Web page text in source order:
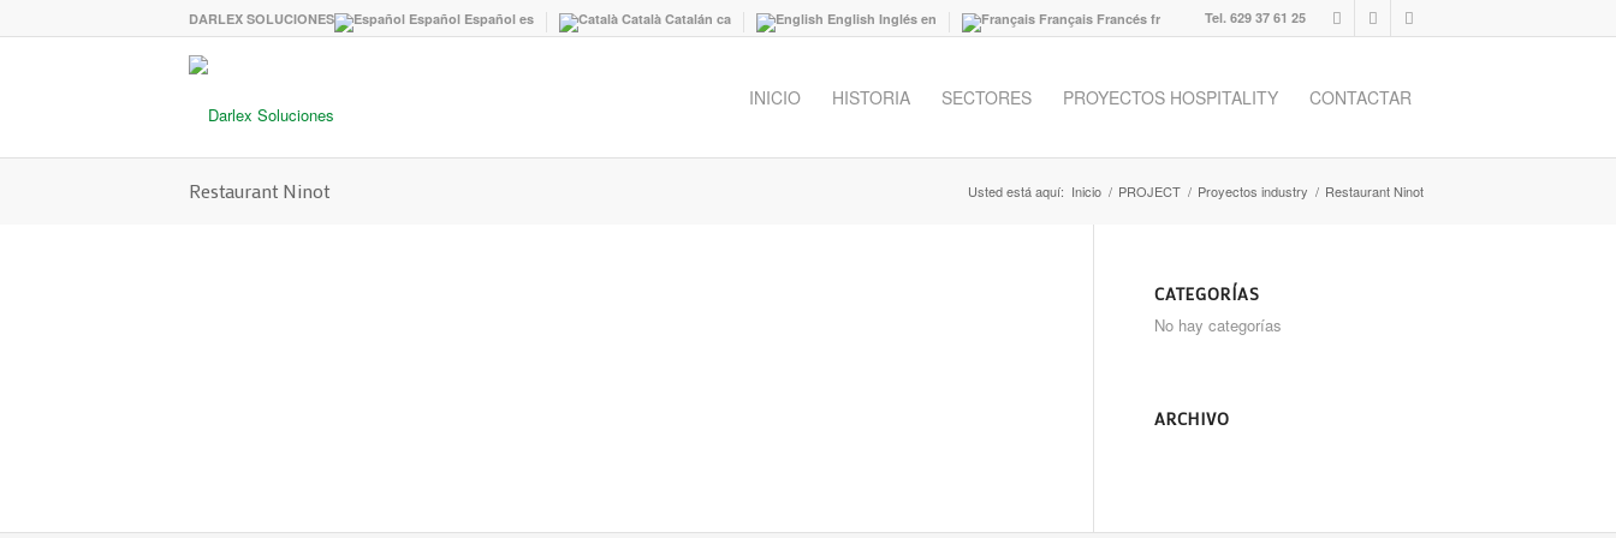
DARLEX SOLUCIONES Español Español es Català Catalán ca English Inglés en Français Francés fr Tel. 629 37 61 25
INICIO HISTORIA SECTORES PROYECTOS HOSPITALITY CONTACTAR
Restaurant Ninot Usted está aquí: Inicio / PROJECT / Proyectos industry / Restaurant Ninot
CATEGORÍAS
No hay categorías
ARCHIVO